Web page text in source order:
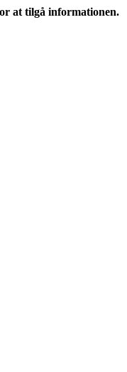
at tilgå informationen.